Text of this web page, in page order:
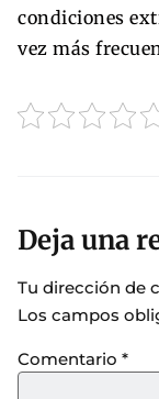
condiciones
vez más
Deja una
Tu dirección de
Los campos
Comentario *